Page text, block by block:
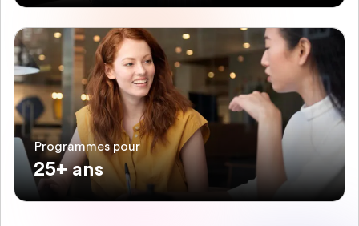
Programmes pour
25+ ans